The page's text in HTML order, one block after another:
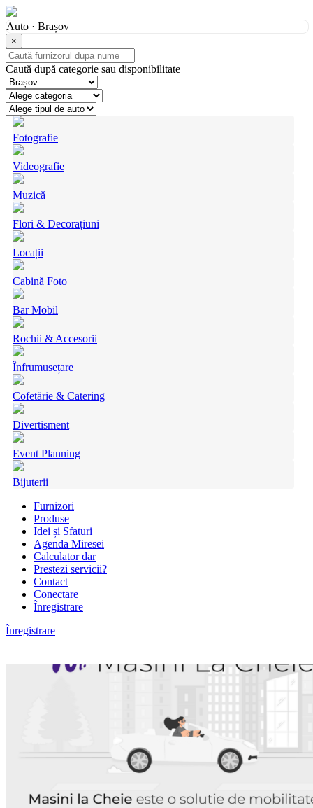
Auto · Brașov
×
Caută după categorie sau disponibilitate
Fotografie
Videografie
Muzică
Flori & Decorațiuni
Locații
Cabină Foto
Bar Mobil
Rochii & Accesorii
Înfrumusețare
Cofetărie & Catering
Divertisment
Event Planning
Bijuterii
Furnizori
Produse
Idei și Sfaturi
Agenda Miresei
Calculator dar
Prestezi servicii?
Contact
Conectare
Înregistrare
Înregistrare